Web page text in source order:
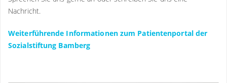
Ernährungsmedizin, DGEM)
Business Administration, MHBA®) an der Friedrich-
Alexander Universität Erlangen-Nürnberg
Nachricht.
Weiterführende Informationen zum Patientenportal der
Sozialstiftung Bamberg